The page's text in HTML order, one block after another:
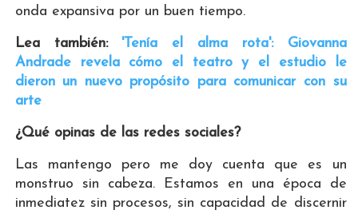
onda expansiva por un buen tiempo.
Lea también:
'Tenía el alma rota': Giovanna
Andrade revela cómo el teatro y el estudio le
dieron un nuevo propósito para comunicar con su
arte
¿Qué opinas de las redes sociales?
Las mantengo pero me doy cuenta que es un
monstruo sin cabeza. Estamos en una época de
inmediatez sin procesos, sin capacidad de discernir